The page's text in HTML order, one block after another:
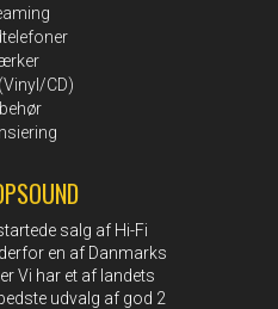
CD)
salg af Hi-Fi
en af Danmarks
Vi har et af landets
udvalg af god 2